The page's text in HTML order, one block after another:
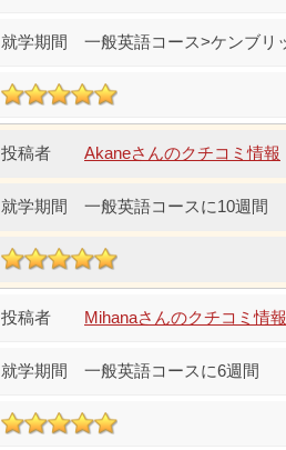
一般英語コース>ケンブリ
Akaneさんのクチコミ情報
一般英語コースに10週間
Mihanaさんのクチコミ情報
一般英語コースに6週間